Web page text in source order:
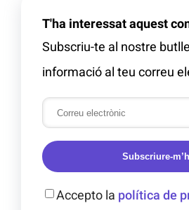
T'ha interessat aquest
Subscriu-te al nostre
informació al teu correu
Subscriure-
Accepto la política de